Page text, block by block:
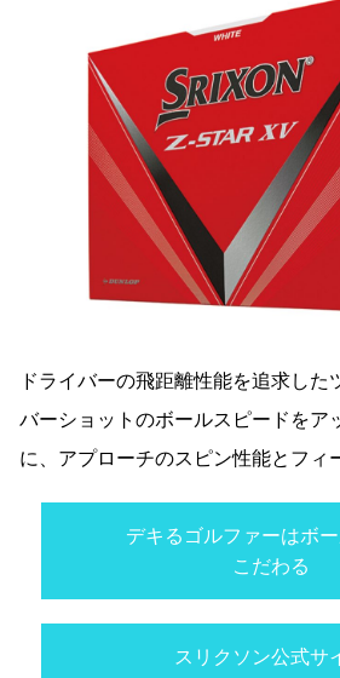
ドライバーの飛距離性能を追求した
バーショットのボールスピードをア
に、アプローチのスピン性能とフィ
デキるゴルファーはボ
こだわる
スリクソン公式サ